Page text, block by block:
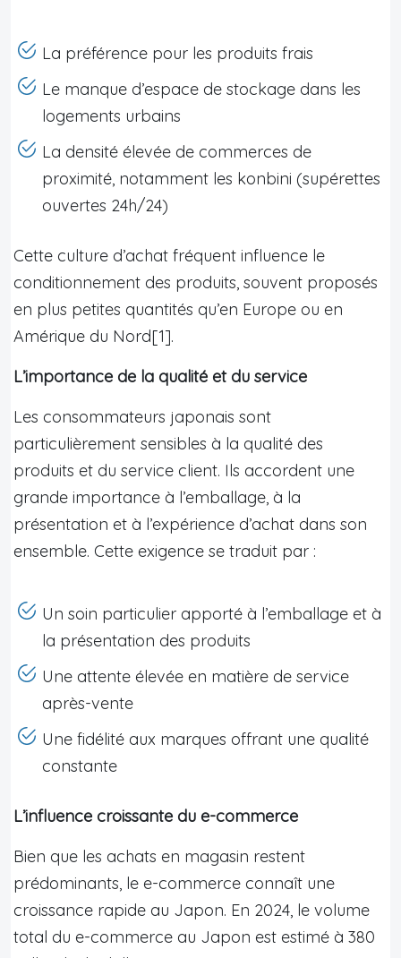
La préférence pour les produits frais
Le manque d’espace de stockage dans les
logements urbains
La densité élevée de commerces de
proximité, notamment les konbini (supérettes
ouvertes 24h/24)
Cette culture d’achat fréquent influence le
conditionnement des produits, souvent proposés
en plus petites quantités qu’en Europe ou en
Amérique du Nord[1].
L’importance de la qualité et du service
Les consommateurs japonais sont
particulièrement sensibles à la qualité des
produits et du service client. Ils accordent une
grande importance à l’emballage, à la
présentation et à l’expérience d’achat dans son
ensemble. Cette exigence se traduit par :
Un soin particulier apporté à l’emballage et à
la présentation des produits
Une attente élevée en matière de service
après-vente
Une fidélité aux marques offrant une qualité
constante
L’influence croissante du e-commerce
Bien que les achats en magasin restent
prédominants, le e-commerce connaît une
croissance rapide au Japon. En 2024, le volume
total du e-commerce au Japon est estimé à 380